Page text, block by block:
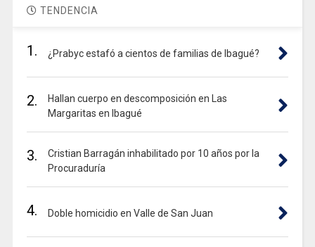
TENDENCIA
1. ¿Prabyc estafó a cientos de familias de Ibagué?
2.
Hallan cuerpo en descomposición en Las
Margaritas en Ibagué
3.
Cristian Barragán inhabilitado por 10 años por la
Procuraduría
4. Doble homicidio en Valle de San Juan